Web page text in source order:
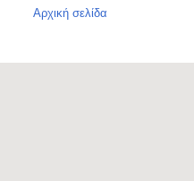
Αρχική σελίδα